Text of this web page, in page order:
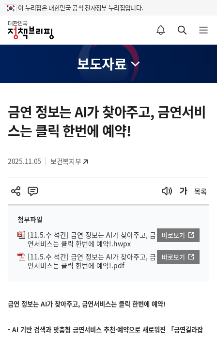
이 누리집은 대한민국 공식 전자정부 누리집입니다.
홈
알림설정 바로가기 검색 바로가기 메뉴 열기
보도자료
텐
츠
영
금연 정보는 AI가 찾아주고, 금연서비
스는 클릭 한번에 예약!
2025.11.05 보건복지부
목록
첨부파일
[11.5.수 석간] 금연 정보는 AI가 찾아주고, 금
연서비스는 클릭 한번에 예약!.hwpx
바로보기
[11.5.수 석간] 금연 정보는 AI가 찾아주고, 금
연서비스는 클릭 한번에 예약!.pdf
바로보기
금연 정보는 AI가 찾아주고, 금연서비스는 클릭 한번에 예약!
- AI 기반 검색과 맞춤형 금연서비스 추천·예약으로 새로워진 「금연길라잡